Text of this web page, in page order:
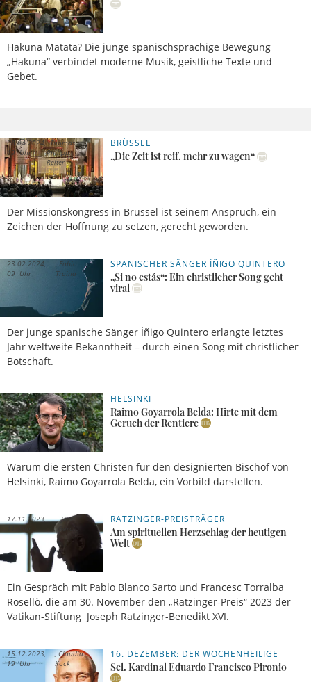
Hakuna Matata? Die junge spanischsprachige Bewegung
„Hakuna“ verbindet moderne Musik, geistliche Texte und
Gebet.
BRÜSSEL
„Die Zeit ist reif, mehr zu wagen“
Der Missionskongress in Brüssel ist seinem Anspruch, ein
Zeichen der Hoffnung zu setzen, gerecht geworden.
08.04.2024,
19 Uhr
Thomas
Philipp
Reiter
SPANISCHER SÄNGER ÍÑIGO QUINTERO
„Si no estás“: Ein christlicher Song geht
viral
Der junge spanische Sänger Íñigo Quintero erlangte letztes
Jahr weltweite Bekanntheit – durch einen Song mit christlicher
Botschaft.
23.02.2024,
09 Uhr
Fabio
Traina
HELSINKI
Raimo Goyarrola Belda: Hirte mit dem
Geruch der Rentiere
Warum die ersten Christen für den designierten Bischof von
Helsinki, Raimo Goyarrola Belda, ein Vorbild darstellen.
26.11.2023,
09 Uhr
José
García
RATZINGER-PREISTRÄGER
Am spirituellen Herzschlag der heutigen
Welt
Ein Gespräch mit Pablo Blanco Sarto und Francesc Torralba
Rosellò, die am 30. November den „Ratzinger-Preis“ 2023 der
Vatikan-Stiftung Joseph Ratzinger-Benedikt XVI.
17.11.2023,
11 Uhr
José
16. DEZEMBER: DER WOCHENHEILIGE
Sel. Kardinal Eduardo Francisco Pironio
15.12.2023,
19 Uhr
Claudia
Kock